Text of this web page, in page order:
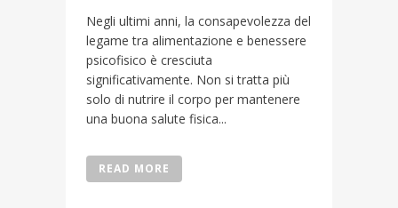
Negli ultimi anni, la consapevolezza del
legame tra alimentazione e benessere
psicofisico è cresciuta
significativamente. Non si tratta più
solo di nutrire il corpo per mantenere
una buona salute fisica...
READ MORE